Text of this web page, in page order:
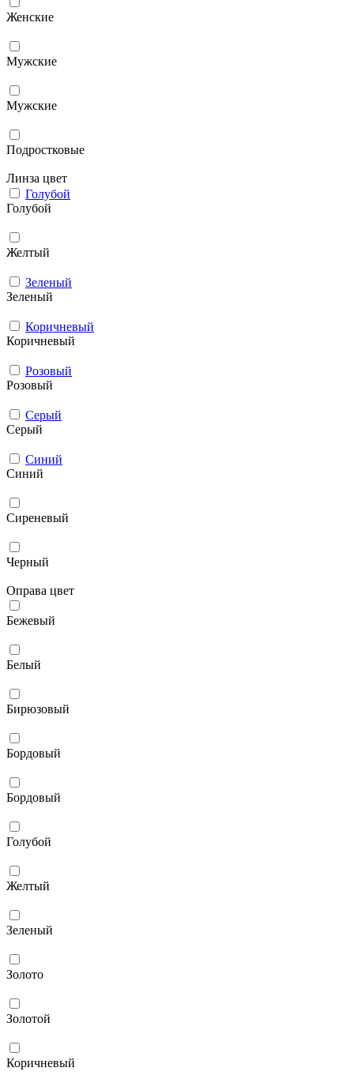
Женские
Мужcкие
Мужские
Подростковые
Линза цвет
Голубой
Голубой
Желтый
Зеленый
Зеленый
Коричневый
Коричневый
Розовый
Розовый
Серый
Серый
Синий
Синий
Сиреневый
Черный
Оправа цвет
Бежевый
Белый
Бирюзовый
Бордовый
Бордовый
Голубой
Желтый
Зеленый
Золото
Золотой
Коричневый